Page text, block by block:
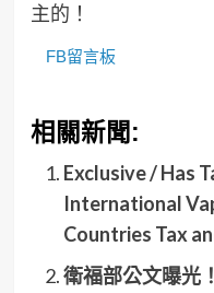
主的！
FB留言板
相關新聞:
Exclusive / Has
International
Countries Tax
衛福部公文曝光